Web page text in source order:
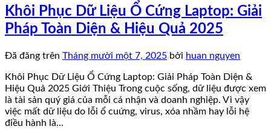
Khôi Phục Dữ Liệu Ổ Cứng Laptop: Giải
Pháp Toàn Diện & Hiệu Quả 2025
Đã đăng trên Tháng mười một 7, 2025 bởi huan nguyen
Khôi Phục Dữ Liệu Ổ Cứng Laptop: Giải Pháp Toàn Diện &
Hiệu Quả 2025 Giới Thiệu Trong cuộc sống, dữ liệu được xem
là tài sản quý giá của mỗi cá nhận và doanh nghiệp. Vì vậy
việc mất dữ liệu do lỗi ổ cuứng, virus, xóa nhầm hay lỗi hệ
điều hành là…